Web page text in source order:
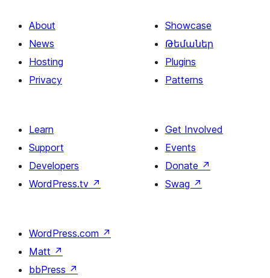
About
News
Hosting
Privacy
Showcase
Թեմաներ
Plugins
Patterns
Learn
Support
Developers
WordPress.tv ↗
Get Involved
Events
Donate ↗
Swag ↗
WordPress.com ↗
Matt ↗
bbPress ↗